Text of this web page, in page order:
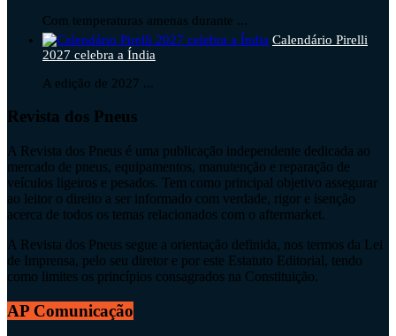
Com temperaturas amenas durante ...
Calendário Pirelli
2027 celebra a Índia
A edição de 2027 ...
Revista dos Pneus
A Revista dos Pneus é uma publicação independente dedicada ao
mercado de pneus, equipamentos, manutenção e reparação de
veículos ligeiros e pesados. Tem como principal objetivo assegurar
ao leitor o direito a ser informado com verdade, rigor e isenção
acerca de todos os temas relacionados com o aftermarket.
A Revista dos Pneus segue a orientação definida, nos termos da Lei
de Imprensa, pelo seu diretor e por este Estatuto Editorial, tendo
como limites os princípios consagrados na Constituição.
AP Comunicação